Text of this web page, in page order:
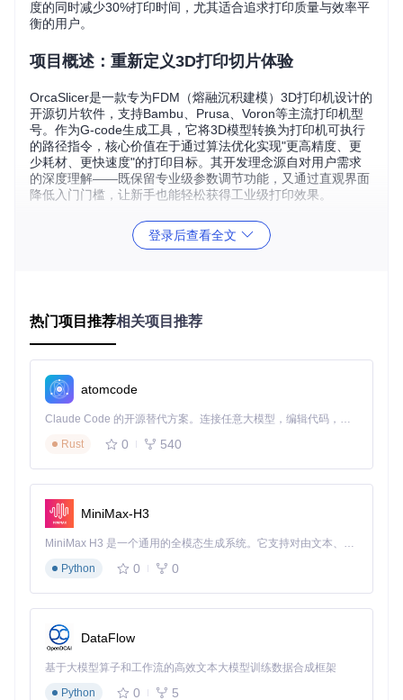
度的同时减少30%打印时间，尤其适合追求打印质量与效率平
衡的用户。
项目概述：重新定义3D打印切片体验
OrcaSlicer是一款专为FDM（熔融沉积建模）3D打印机设计的
开源切片软件，支持Bambu、Prusa、Voron等主流打印机型
号。作为G-code生成工具，它将3D模型转换为打印机可执行
的路径指令，核心价值在于通过算法优化实现"更高精度、更
少耗材、更快速度"的打印目标。其开发理念源自对用户需求
的深度理解——既保留专业级参数调节功能，又通过直观界面
降低入门门槛，让新手也能轻松获得工业级打印效果。
核心功能亮点：三大技术如何提升打印质量
统的"先内后外"改为"内外交替"的壁层打印策略。这种类似三
明治的结构设计，使外层壁能更好地包裹内层结构，减少热收
缩导致的表面开裂。在实际测试中，采用该模式打印的ABS零
件，其抗弯折强度提升约20%，表面平整度改善明显。
图：OrcaSlicer的Sandwich模式设置界面，可直观选择壁层打
印顺序，右侧实时预览路径效果
动态加速度调节如何平衡速度与精度 🖨️
针对不同打印区域的需求，OrcaSlicer允许用户为外壁、内
壁、填充等结构设置独立加速度参数。例如，将外层壁加速度
设为3000 mm/s²以保证细节清晰，同时将内部填充加速度提
高至7000 mm/s²以节省时间。这种精细化控制使复杂模型的
打印效率提升15-25%，尤其适合包含精细装饰与大体积填充
的模型。
图：加速度参数配置面板，可针对不同结构类型设置独立的速
度与加速度参数
单壁首层技术如何解决模型翘边问题 🔧
登录后查看全文
热门项目推荐相关项目推荐
atomcode
Claude Code 的开源替代方案。连接任意大模型，编辑代码，运行命令，自动验证 — 全自动执行。用 Rust 构建，极致性能。 ｜ An open-source alternative to Claude Code. Connect any LLM, edit code, run commands, and verify changes — autonomously. Built in Rust for speed. Get Started
Rust
0 540
MiniMax-H3
MiniMax H3 是一个通用的全模态生成系统。它支持对由文本、图像、视频和音频组成的多模态上下文进行统一理解，并能生成分辨率高达 2K、时长可达 15 秒的带原生立体声音频的视频。得益于面向任务泛化的系统设计，H3 在预训练阶段就已具备广泛的多模态上下文理解与生成能力，能够出色地执行复杂的多模态指令。
Python
0 0
DataFlow
基于大模型算子和工作流的高效文本大模型训练数据合成框架
Python
0 5